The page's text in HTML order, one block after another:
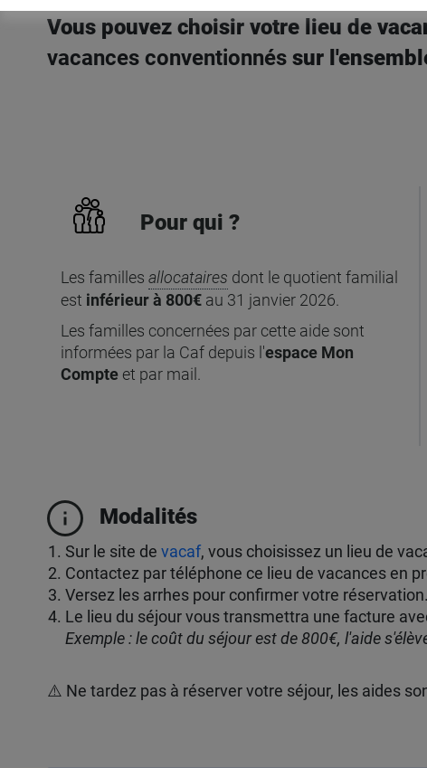
Vous pouvez choisir votre lieu de
vacances conventionnés sur
Pour qui ?
Les familles allocataires dont le quotient familial
est inférieur à 800€ au 31 janvier 2026.
Les familles concernées par cette aide sont
informées par la Caf depuis l'espace Mon
Compte et par mail.
Modalités
Sur le site de vacaf, vous choisissez un lieu de
Contactez par téléphone ce lieu de vacances en
Versez les arrhes pour confirmer votre réservation.
Le lieu du séjour vous transmettra une facture
Exemple : le coût du séjour est de 800€, l'aide
⚠️ Ne tardez pas à réserver votre séjour, les aides